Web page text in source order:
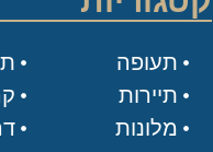
תעופה
תיירות
מלונות